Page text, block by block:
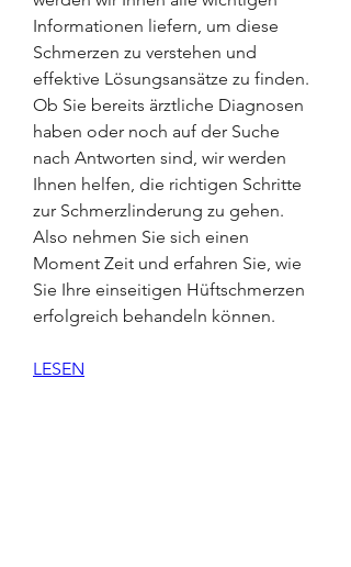
Informationen liefern, um diese
Schmerzen zu verstehen und
effektive Lösungsansätze zu finden.
Ob Sie bereits ärztliche Diagnosen
haben oder noch auf der Suche
nach Antworten sind, wir werden
Ihnen helfen, die richtigen Schritte
zur Schmerzlinderung zu gehen.
Also nehmen Sie sich einen
Moment Zeit und erfahren Sie, wie
Sie Ihre einseitigen Hüftschmerzen
erfolgreich behandeln können.
LESEN